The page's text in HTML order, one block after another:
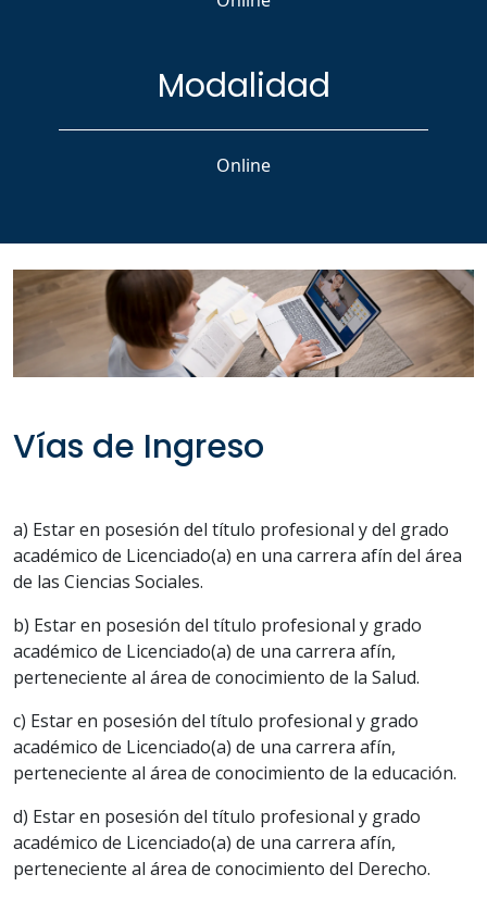
Modalidad
Online
Vías de Ingreso
a) Estar en posesión del título profesional y del grado
académico de Licenciado(a) en una carrera afín del área
de las Ciencias Sociales.
b) Estar en posesión del título profesional y grado
académico de Licenciado(a) de una carrera afín,
perteneciente al área de conocimiento de la Salud.
c) Estar en posesión del título profesional y grado
académico de Licenciado(a) de una carrera afín,
perteneciente al área de conocimiento de la educación.
d) Estar en posesión del título profesional y grado
académico de Licenciado(a) de una carrera afín,
perteneciente al área de conocimiento del Derecho.